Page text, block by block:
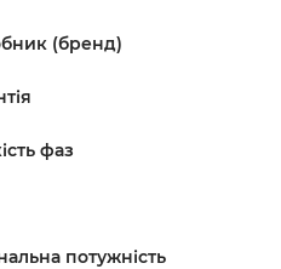
(бренд)
фаз
потужність